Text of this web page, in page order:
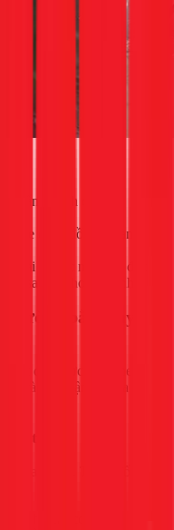
bẩn nhanh chóng
che chắn đồ đạc, sàn
lại lỗ đục nếu bạn đục
sau khi hoàn thành.
tường bằng tay
bắt đầu thực hiện theo
và cẩn thận là chìa
vị trí
an toàn. Tuyệt đối